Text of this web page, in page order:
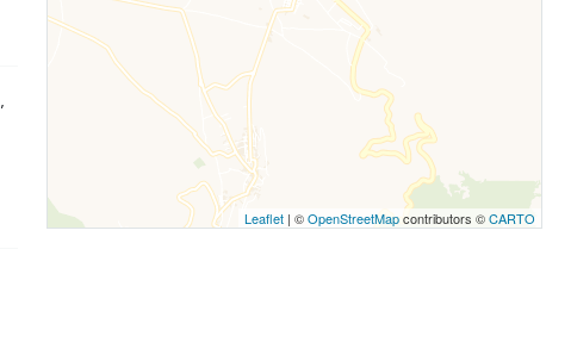
Leaflet | ©OpenStreetMapcontributors ©CARTO